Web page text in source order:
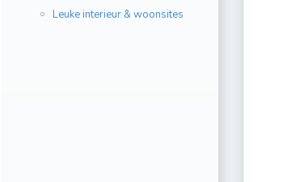
Leuke interieur & woonsites